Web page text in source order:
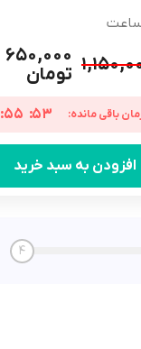
۶۵۰,۰۰۰
تومان
باقی مانده: 53
:
55
:
افزودن به سبد خرید
4